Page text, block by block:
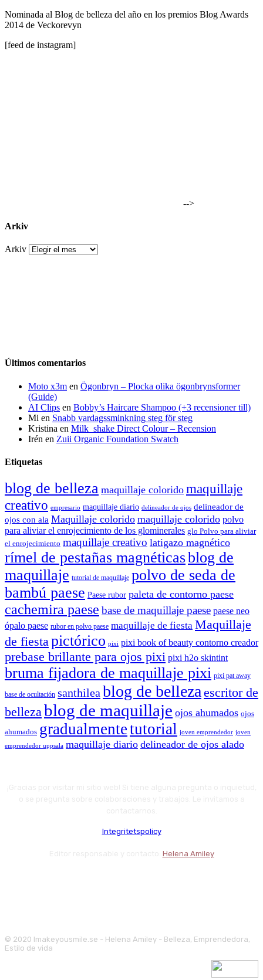
Nominada al Blog de belleza del año en los premios Blog Awards
2014 de Veckorevyn
[feed de instagram]
-->
Arkiv
Arkiv
Últimos comentarios
Moto x3m en Ögonbryn – Plocka olika ögonbrynsformer
(Guide)
AI Clips en Bobby’s Haircare Shampoo (+3 recensioner till)
Mi en Snabb vardagssminkning steg för steg
Kristina en Milk_shake Direct Colour – Recension
Irén en Zuii Organic Foundation Swatch
Etiquetas
blog de belleza maquillaje colorido maquillaje
creativo empresario maquillaje diario delineador de ojos delineador de
ojos con ala Maquillaje colorido maquillaje colorido polvo
para aliviar el enrojecimiento de los glominerales glo Polvo para aliviar
el enrojecimiento maquillaje creativo latigazo magnético
rímel de pestañas magnéticasblog de
maquillaje tutorial de maquillaje polvo de seda de
bambú paese Paese rubor paleta de contorno paese
cachemira paese base de maquillaje paese paese neo
ópalo paese rubor en polvo paese maquillaje de fiesta Maquillaje
de fiestapictórico pixi pixi book of beauty contorno creador
prebase brillante para ojos pixi pixi h2o skintint
bruma fijadora de maquillaje pixi pixi pat away
base de ocultación santhilea blog de bellezaescritor de
bellezablog de maquillaje ojos ahumados ojos
ahumados gradualmentetutorial joven emprendedor joven
emprendedor uppsala maquillaje diario delineador de ojos alado
Integritetspolicy
Helena Amiley
© 2020 Imakeyousmile.se - Helena Amiley - Belleza, Emprendedora,
Estilo de vida